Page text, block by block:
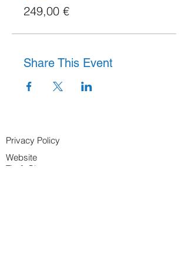
249,00 €
Share This Event
Privacy Policy
Website
T's & C's